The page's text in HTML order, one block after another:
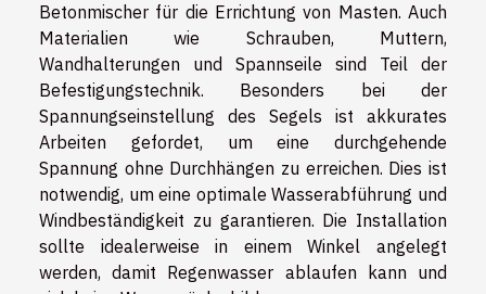
Betonmischer für die Errichtung von Masten. Auch
Materialien wie Schrauben, Muttern,
Wandhalterungen und Spannseile sind Teil der
Befestigungstechnik. Besonders bei der
Spannungseinstellung des Segels ist akkurates
Arbeiten gefordet, um eine durchgehende
Spannung ohne Durchhängen zu erreichen. Dies ist
notwendig, um eine optimale Wasserabführung und
Windbeständigkeit zu garantieren. Die Installation
sollte idealerweise in einem Winkel angelegt
werden, damit Regenwasser ablaufen kann und